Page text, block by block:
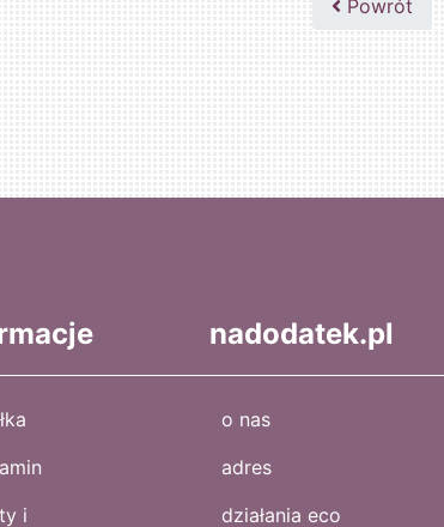
Powrót
i
nadodatek.pl
o nas
adres
działania eco